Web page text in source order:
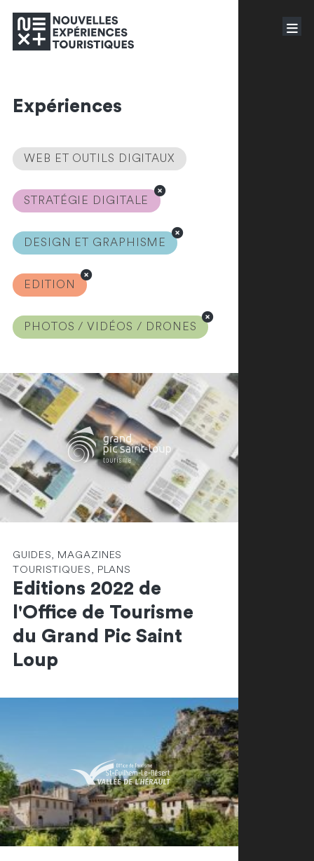
Expériences
WEB ET OUTILS DIGITAUX
STRATÉGIE DIGITALE
DESIGN ET GRAPHISME
EDITION
PHOTOS / VIDÉOS / DRONES
GUIDES, MAGAZINES
TOURISTIQUES, PLANS
Editions 2022 de
l'Office de Tourisme
du Grand Pic Saint
Loup